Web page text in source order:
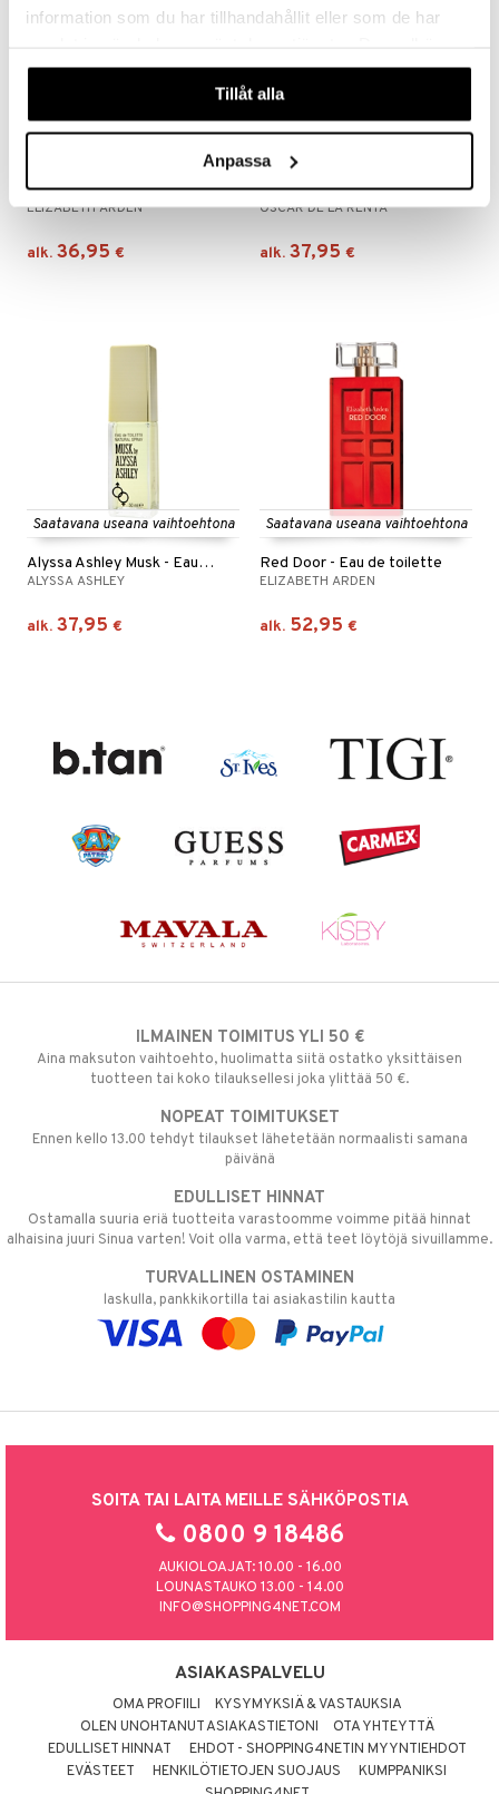
information som du har tillhandahållit eller som de har
våra cookies vid fortsatt användande av vår webbplats.
Tillåt alla
Anpassa
Saatavana useana vaihtoehtona
Green Tea Strawberry Basil - Eau de toilette
ELIZABETH ARDEN
alk. 36,95 €
Saatavana useana vaihtoehtona
Oscar - Eau de toilette (Edt) Spray
OSCAR DE LA RENTA
alk. 37,95 €
Saatavana useana vaihtoehtona
Alyssa Ashley Musk - Eau de toilette (Edt) spray
ALYSSA ASHLEY
alk. 37,95 €
Saatavana useana vaihtoehtona
Red Door - Eau de toilette
ELIZABETH ARDEN
alk. 52,95 €
ILMAINEN TOIMITUS YLI 50 €
Aina maksuton vaihtoehto, huolimatta siitä ostatko yksittäisen
tuotteen tai koko tilauksellesi joka ylittää 50 €.
NOPEAT TOIMITUKSET
Ennen kello 13.00 tehdyt tilaukset lähetetään normaalisti samana
päivänä
EDULLISET HINNAT
Ostamalla suuria eriä tuotteita varastoomme voimme pitää hinnat
alhaisina juuri Sinua varten! Voit olla varma, että teet löytöjä sivuillamme.
TURVALLINEN OSTAMINEN
laskulla, pankkikortilla tai asiakastilin kautta
SOITA TAI LAITA MEILLE SÄHKÖPOSTIA
0800 9 18486
AUKIOLOAJAT: 10.00 - 16.00
LOUNASTAUKO 13.00 - 14.00
INFO@SHOPPING4NET.COM
ASIAKASPALVELU
OMA PROFIILI
KYSYMYKSIÄ & VASTAUKSIA
OLEN UNOHTANUT ASIAKASTIETONI
OTA YHTEYTTÄ
EDULLISET HINNAT
EHDOT - SHOPPING4NETIN MYYNTIEHDOT
EVÄSTEET
HENKILÖTIETOJEN SUOJAUS
KUMPPANIKSI